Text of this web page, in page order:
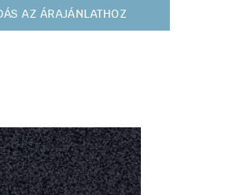
AZ ÁRAJÁNLATHOZ